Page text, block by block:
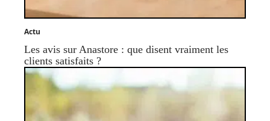
Actu
Les avis sur Anastore : que disent vraiment les
clients satisfaits ?